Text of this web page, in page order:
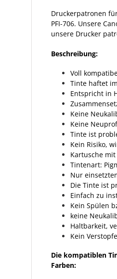
Druckerpatronen
PFI-706. Unsere
unsere Drucker
Beschreibung:
Voll
Tinte haftet
Entspricht in
Keine
Keine
Tinte ist
Kein Risiko,
Kartusche
Tintenart:
Nur
Die Tinte ist
Einfach zu
Kein Spülen
keine
Haltbarkeit,
Kein
Die kompatiblen
Farben: